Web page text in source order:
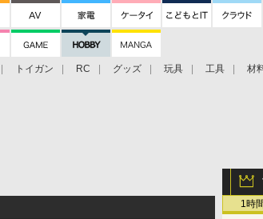
トイガン RC グッズ 玩具 工具 材
1時